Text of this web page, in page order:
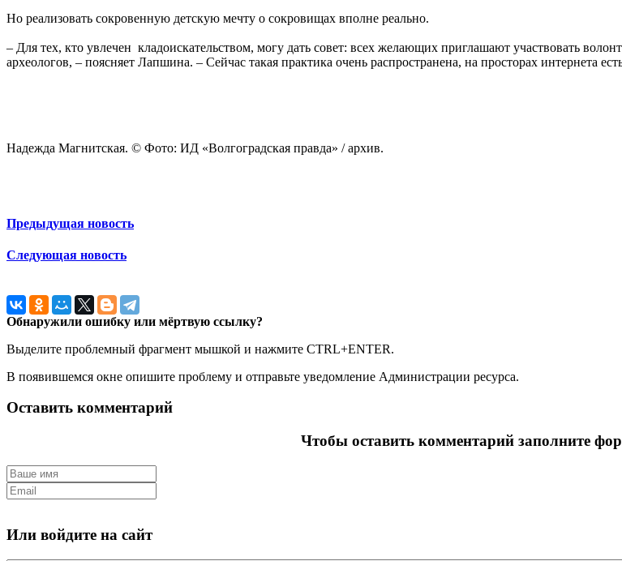
Но реализовать сокровенную детскую мечту о сокровищах вполне реально.
– Для тех, кто увлечен кладоискательством, могу дать совет: всех желающих приглашают участвовать
археологов, – поясняет Лапшина. – Сейчас такая практика очень распространена, на просторах интернета
Надежда Магнитская. © Фото: ИД «Волгоградская правда» / архив.
Предыдущая новость
Следующая новость
Обнаружили ошибку или мёртвую ссылку?
Выделите проблемный фрагмент мышкой и нажмите CTRL+ENTER.
В появившемся окне опишите проблему и отправьте уведомление Администрации ресурса.
Оставить комментарий
Чтобы оставить комментарий заполните
Или войдите на сайт